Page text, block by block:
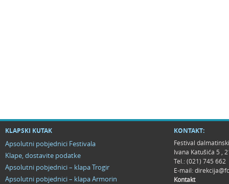
KLAPSKI KUTAK
Apsolutni pobjednici Festivala
Klape, dostavite podatke
Apsolutni pobjednici – klapa Trogir
Apsolutni pobjednici – klapa Armorin
KONTAKT:
Festival
Ivana Katušića 5 ,
Tel.: (021) 745 662
E-mail:
Kontakt